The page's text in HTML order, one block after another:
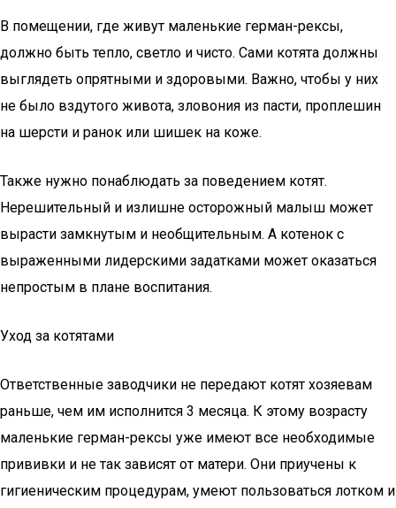
В помещении, где живут маленькие герман-рексы,
должно быть тепло, светло и чисто. Сами котята должны
выглядеть опрятными и здоровыми. Важно, чтобы у них
не было вздутого живота, зловония из пасти, проплешин
на шерсти и ранок или шишек на коже.
Также нужно понаблюдать за поведением котят.
Нерешительный и излишне осторожный малыш может
вырасти замкнутым и необщительным. А котенок с
выраженными лидерскими задатками может оказаться
непростым в плане воспитания.
Уход за котятами
Ответственные заводчики не передают котят хозяевам
раньше, чем им исполнится 3 месяца. К этому возрасту
маленькие герман-рексы уже имеют все необходимые
прививки и не так зависят от матери. Они приучены к
гигиеническим процедурам, умеют пользоваться лотком и